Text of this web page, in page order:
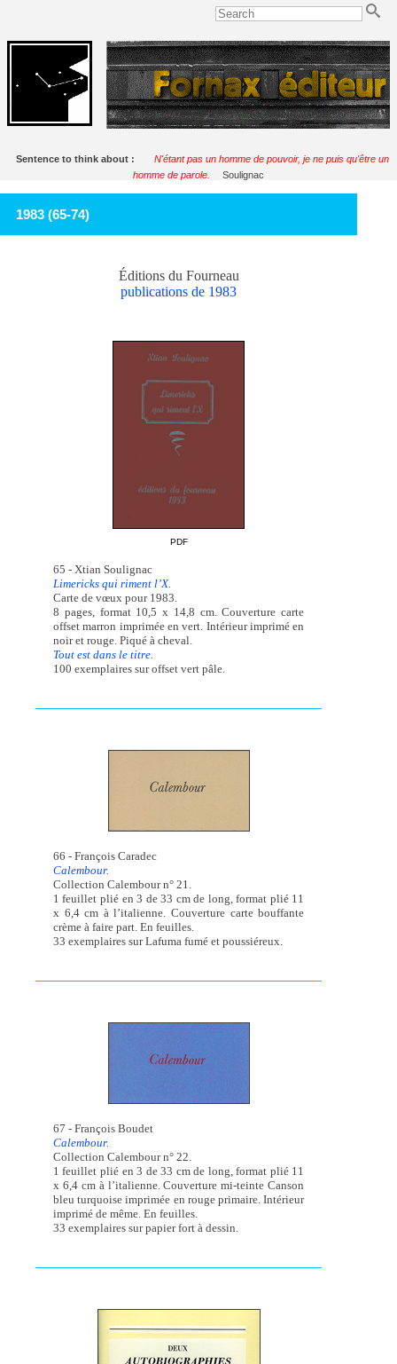
Sentence to think about :
N'étant pas un homme de pouvoir, je ne puis qu'être un
homme de parole.
Soulignac
1983 (65-74)
Éditions du Fourneau
publications de 1983
PDF
65 - Xtian Soulignac
Limericks qui riment l’X.
Carte de vœux pour 1983.
8 pages, format 10,5 x 14,8 cm. Couverture carte
offset marron imprimée en vert. Intérieur imprimé en
noir et rouge. Piqué à cheval.
Tout est dans le titre.
100 exemplaires sur offset vert pâle.
66 - François Caradec
Calembour.
Collection Calembour n° 21.
1 feuillet plié en 3 de 33 cm de long, format plié 11
x 6,4 cm à l’italienne. Couverture carte bouffante
crème à faire part. En feuilles.
33 exemplaires sur Lafuma fumé et poussiéreux.
67 - François Boudet
Calembour.
Collection Calembour n° 22.
1 feuillet plié en 3 de 33 cm de long, format plié 11
x 6,4 cm à l’italienne. Couverture mi-teinte Canson
bleu turquoise imprimée en rouge primaire. Intérieur
imprimé de même. En feuilles.
33 exemplaires sur papier fort à dessin.